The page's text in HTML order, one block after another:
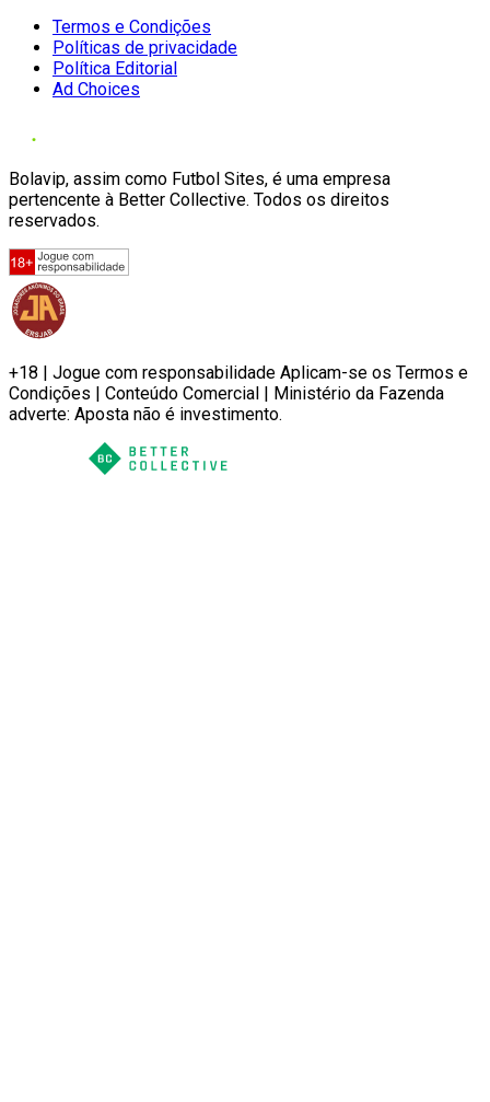
Termos e Condições
Políticas de privacidade
Política Editorial
Ad Choices
Bolavip, assim como Futbol Sites, é uma empresa
pertencente à Better Collective. Todos os direitos
reservados.
+18 | Jogue com responsabilidade Aplicam-se os Termos e
Condições | Conteúdo Comercial | Ministério da Fazenda
adverte: Aposta não é investimento.